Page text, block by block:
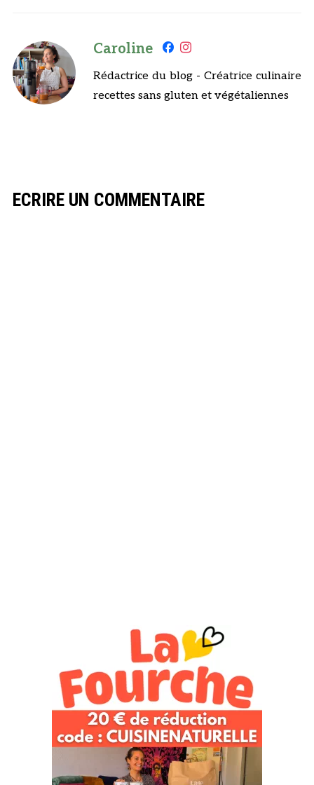
Caroline
Rédactrice du blog - Créatrice culinaire
recettes sans gluten et végétaliennes
ECRIRE UN COMMENTAIRE